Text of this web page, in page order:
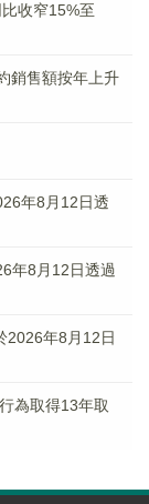
收窄15%至
銷售額按年上升
年8月12日透
年8月12日透過
2026年8月12日
為取得13年取